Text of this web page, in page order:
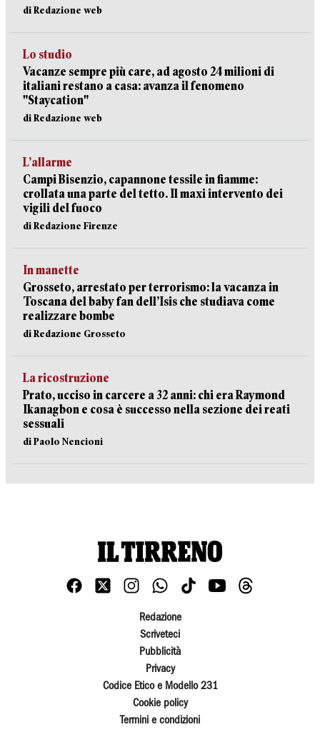
di Redazione web
Lo studio
Vacanze sempre più care, ad agosto 24 milioni di
italiani restano a casa: avanza il fenomeno
"Staycation"
di Redazione web
L’allarme
Campi Bisenzio, capannone tessile in fiamme:
crollata una parte del tetto. Il maxi intervento dei
vigili del fuoco
di Redazione Firenze
In manette
Grosseto, arrestato per terrorismo: la vacanza in
Toscana del baby fan dell’Isis che studiava come
realizzare bombe
di Redazione Grosseto
La ricostruzione
Prato, ucciso in carcere a 32 anni: chi era Raymond
Ikanagbon e cosa è successo nella sezione dei reati
sessuali
di Paolo Nencioni
Redazione
Scriveteci
Pubblicità
Privacy
Codice Etico e Modello 231
Cookie policy
Termini e condizioni